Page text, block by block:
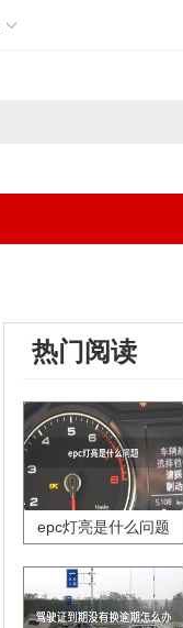
热门阅读
epc灯亮是什么问题